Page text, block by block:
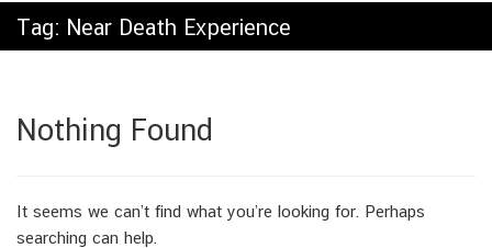
Tag: Near Death Experience
Nothing Found
It seems we can’t find what you’re looking for. Perhaps
searching can help.